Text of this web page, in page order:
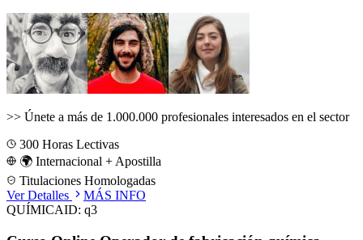
>> Únete a más de 1.000.000 profesionales interesados en el sector
300 Horas Lectivas
🌍 Internacional + Apostilla
Titulaciones Homologadas
Ver Detalles
MÁS INFO
QUÍMICAID: q3